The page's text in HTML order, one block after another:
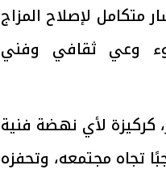
متكامل لإصلاح المزاج
وعي ثقافي وفني
كركيزة لأي نهضة فنية
تجاه مجتمعه، وتحفزه